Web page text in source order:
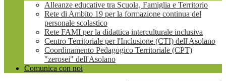
Alleanze educative tra Scuola, Famiglia e Territorio
Rete di Ambito 19 per la formazione continua del
personale scolastico
Rete FAMI per la didattica interculturale inclusiva
Centro Territoriale per l'Inclusione (CTI) dell'Asolano
Coordinamento Pedagogico Territoriale (CPT)
"zerosei" dell'Asolano
Comunica con noi